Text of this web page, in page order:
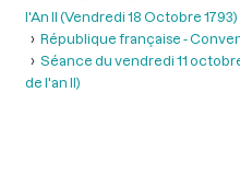
l'An II (Vendredi 18 Octobre 1793)
République française -
Séance du vendredi 11
de l'an II)